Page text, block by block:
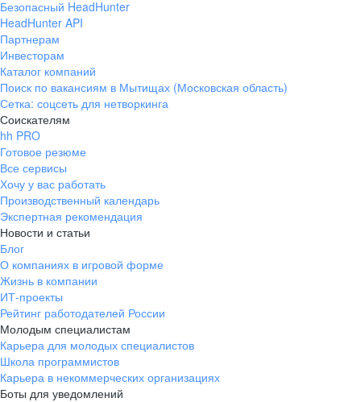
Безопасный HeadHunter
HeadHunter API
Партнерам
Инвесторам
Каталог компаний
Поиск по вакансиям в Мытищах (Московская область)
Сетка: соцсеть для нетворкинга
Соискателям
hh PRO
Готовое резюме
Все сервисы
Хочу у вас работать
Производственный календарь
Экспертная рекомендация
Новости и статьи
Блог
О компаниях в игровой форме
Жизнь в компании
ИТ-проекты
Рейтинг работодателей России
Молодым специалистам
Карьера для молодых специалистов
Школа программистов
Карьера в некоммерческих организациях
Боты для уведомлений